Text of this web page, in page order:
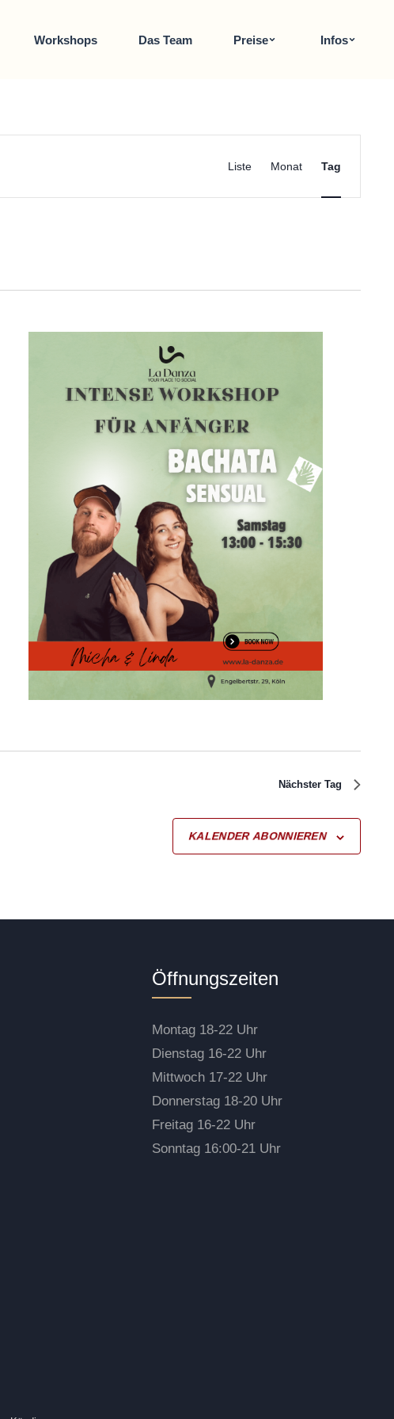
Workshops Das Team Preise Infos
Ansichten-
Navigation
Liste Monat Tag
Nächster Tag
KALENDER ABONNIEREN
Öffnungszeiten
Montag 18-22 Uhr
Dienstag 16-22 Uhr
Mittwoch 17-22 Uhr
Donnerstag 18-20 Uhr
Freitag 16-22 Uhr
Sonntag 16:00-21 Uhr